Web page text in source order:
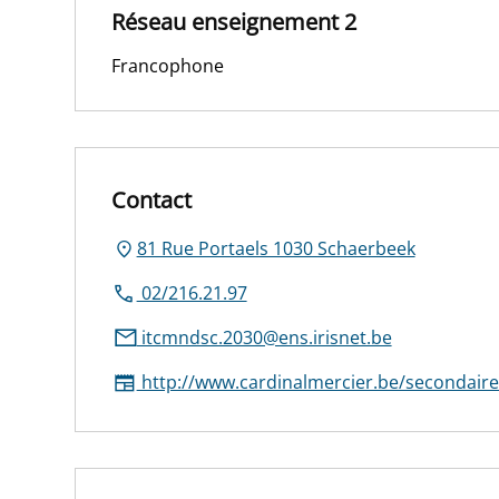
Réseau enseignement 2
Francophone
Contact
81 Rue Portaels 1030 Schaerbeek
02/216.21.97
itcmndsc.2030@ens.irisnet.be
http://www.cardinalmercier.be/